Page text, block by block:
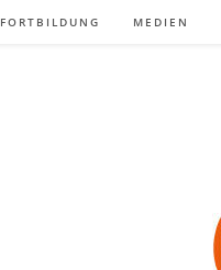
FORTBILDUNG MEDIEN